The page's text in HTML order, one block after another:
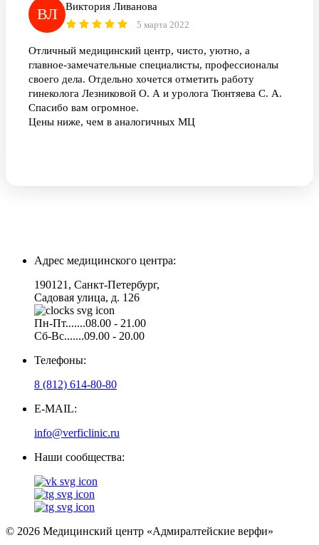
ВЛ Виктория Ливанова
5 марта 2022
Отличный медицинский центр, чисто, уютно, а
главное-замечательные специалисты, профессионалы
своего дела. Отдельно хочется отметить работу
гинеколога Лезниковой О. А и уролога Тюнтяева С. А.
Спасибо вам огромное.
Цены ниже, чем в аналогичных МЦ
Адрес медицинского центра:
190121, Санкт-Петербург,
Садовая улица, д. 126
Пн-Пт.......08.00 - 21.00
Сб-Вс.......09.00 - 20.00
Телефоны:
8 (812) 614-80-80
E-MAIL:
info@verficlinic.ru
Наши сообщества:
© 2026 Медицинский центр «Адмиралтейские верфи»